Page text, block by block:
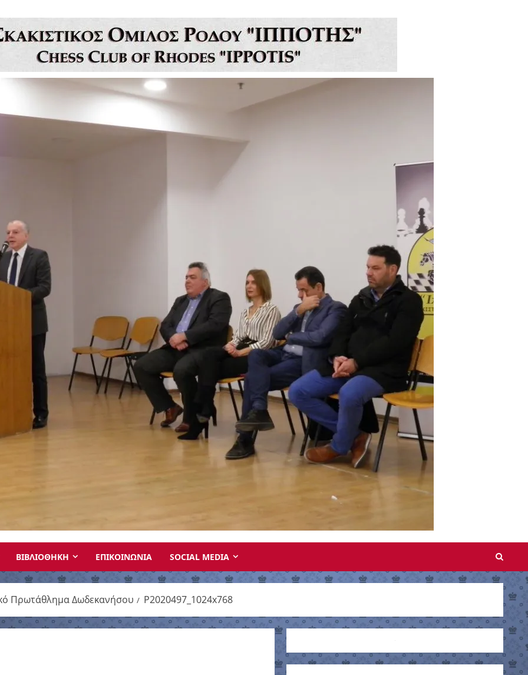
ΒΙΒΛΙΟΘΗΚΗ ΕΠΙΚΟΙΝΩΝΙΑ SOCIAL MEDIA
Πρωτάθλημα Δωδεκανήσου P2020497_1024x768